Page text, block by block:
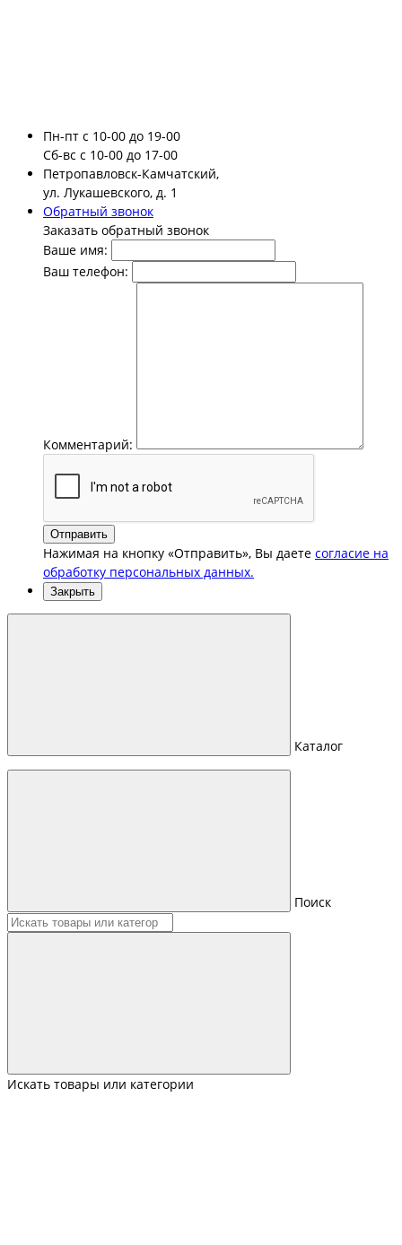
Пн-пт с 10-00 до 19-00
Сб-вс с 10-00 до 17-00
Петропавловск-Камчатский,
ул. Лукашевского, д. 1
Обратный звонок
Заказать обратный звонок
Ваше имя:
Ваш телефон:
Комментарий:
Отправить
Нажимая на кнопку «Отправить», Вы даете согласие на
обработку персональных данных.
Закрыть
Каталог
Поиск
Искать товары или категории